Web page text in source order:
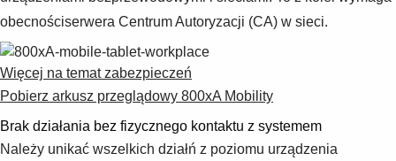
obecnościserwera Centrum Autoryzacji (CA) w sieci.
Więcej na temat zabezpieczeń
Pobierz arkusz przeglądowy 800xA Mobility
Brak działania bez fizycznego kontaktu z systemem
Należy unikać wszelkich działń z poziomu urządzenia